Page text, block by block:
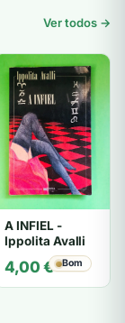
Ver todos →
A INFIEL -
Ippolita Avalli
4,00€ Bom